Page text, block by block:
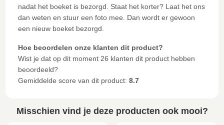
nadat het boeket is bezorgd. Staat het korter? Laat het ons
dan weten en stuur een foto mee. Dan wordt er gewoon
een nieuw boeket bezorgd.
Hoe beoordelen onze klanten dit product?
Wist je dat op dit moment 26 klanten dit product hebben
beoordeeld?
Gemiddelde score van dit product:8.7
Misschien vind je deze producten ook mooi?